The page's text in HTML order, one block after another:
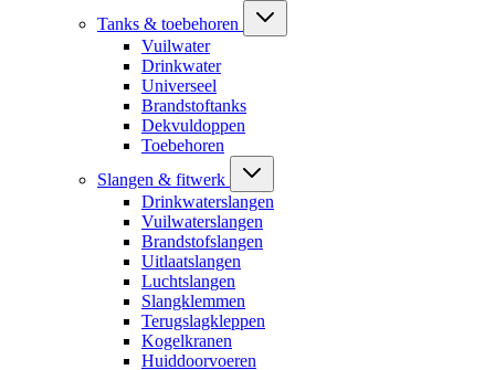
Tanks & toebehoren
Vuilwater
Drinkwater
Universeel
Brandstoftanks
Dekvuldoppen
Toebehoren
Slangen & fitwerk
Drinkwaterslangen
Vuilwaterslangen
Brandstofslangen
Uitlaatslangen
Luchtslangen
Slangklemmen
Terugslagkleppen
Kogelkranen
Huiddoorvoeren